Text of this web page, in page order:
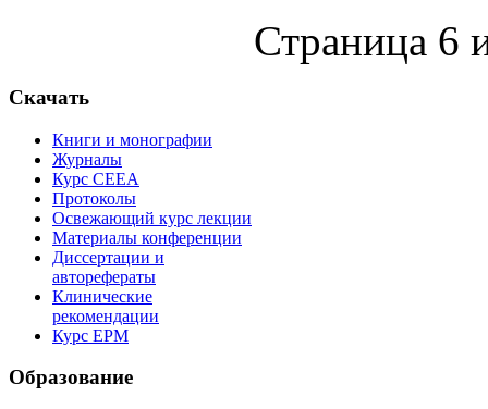
Страница 6
Скачать
Книги и монографии
Журналы
Курс СЕЕА
Протоколы
Освежающий курс лекции
Материалы конференции
Диссертации и
авторефераты
Клинические
рекомендации
Курс EPM
Образование